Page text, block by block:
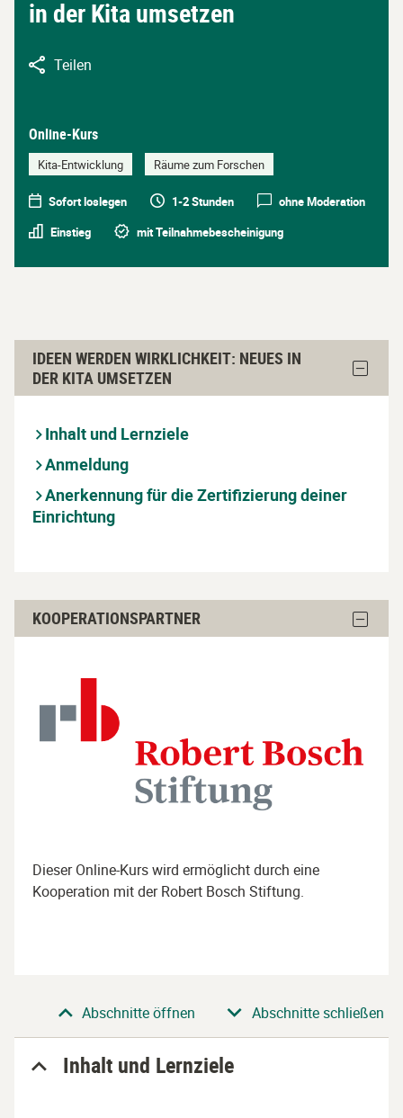
in der Kita umsetzen
Teilen
Online-Kurs
Kita-Entwicklung Räume zum Forschen
Sofort loslegen 1-2 Stunden
ohne Moderation
Einstieg
mit Teilnahmebescheinigung
Ideen
werden
Wirklichkeit:
umsetzen
überspringen
Block
Ideen
werden
IDEEN WERDEN WIRKLICHKEIT: NEUES IN
DER KITA UMSETZEN
Inhalt und Lernziele
Anmeldung
Anerkennung für die Zertifizierung deiner
Einrichtung
Kooperationspartner
Block
KOOPERATIONSPARTNER
Dieser Online-Kurs wird ermöglicht durch eine
Kooperation mit der Robert Bosch Stiftung.
AbschnittAbschnitte öffnen Abschnitte schließen
Inhalt und Lernziele